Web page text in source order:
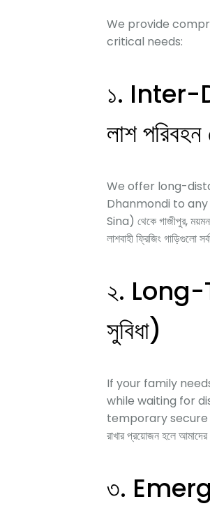
We provide
critical needs:
১. Inter-
লাশ পরিবহন
We offer long-
Dhanmondi to any
Sina) থেকে গাজীপুর,
লাশবাহী ফ্রিজিং গাড়িগুলো
২. Long-
সুবিধা)
If your family
while waiting for
temporary secure
রাখার প্রয়োজন হলে আমাদের
৩.